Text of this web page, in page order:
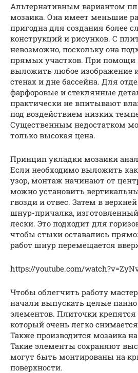
Альтернативным вариантом
мозаика. Она имеет меньшие
пригодна для создания более
конструкций и рисунков. С
невозможно, поскольку она
прямых участков. При
выложить любое изображение
стенах и дне бассейна. Для
фарфоровые и стеклянные
практически не впитывают
под воздействием низких
Существенным недостатком
только высокая цена.
Принцип укладки мозаики
Если необходимо выложить
узор, монтаж начинают от
можно установить
гвозди и отвес. Затем в
шнур-причалка,
лески. Это подходит для
чтобы стыки оставались
работ шнур перемещается
https://youtube.com/
Чтобы облегчить работу
начали выпускать целые
элементов. Плиточки
который очень легко
Также производится мозаика
Такие элементы сохраняют
могут быть монтированы на
поверхности.